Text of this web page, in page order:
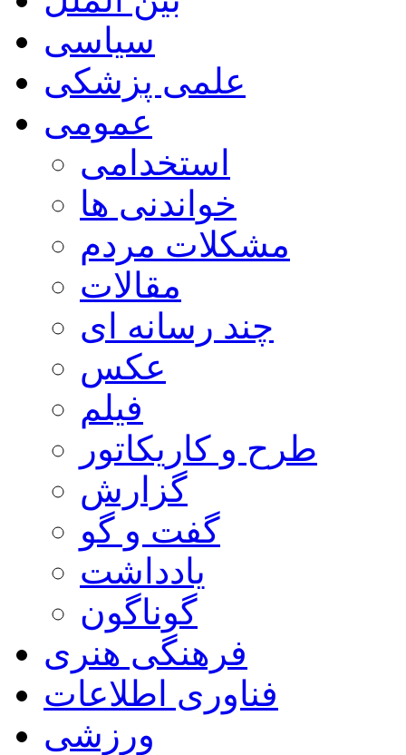
سیاسی
علمی پزشکی
عمومی
استخدامی
خواندنی ها
مشکلات مردم
مقالات
چند رسانه ای
عکس
فیلم
طرح و کاریکاتور
گزارش
گفت و گو
یادداشت
گوناگون
فرهنگی هنری
فناوری اطلاعات
ورزشی